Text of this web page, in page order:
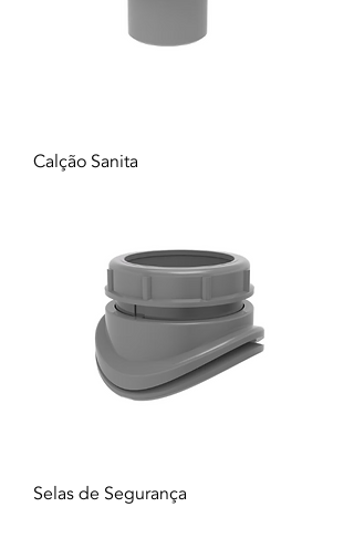
Calção Sanita
Selas de Segurança